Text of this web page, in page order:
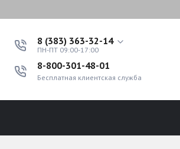
8 (383) 363-32-14
ПН-ПТ 09:00-17:00
8-800-301-48-01
Бесплатная клиентская служба